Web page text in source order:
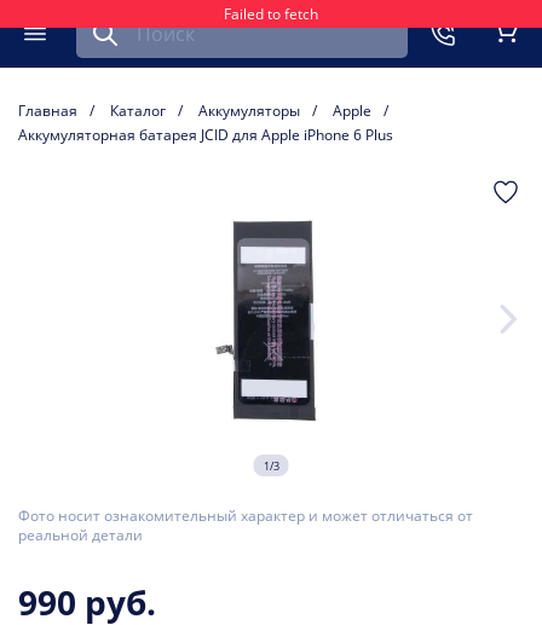
Failed to fetch
Меню
Найти запчасть для мобильного устройства
Главная Каталог Аккумуляторы
Apple
Аккумуляторная батарея JCID для Apple iPhone 6 Plus
1/3
Фото носит ознакомительный характер и может отличаться от
реальной детали
990 руб.